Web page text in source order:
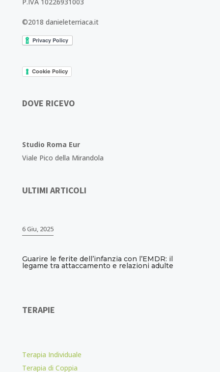
P.IVA 10226931003
©2018 danieleterriaca.it
Cookie Policy
DOVE RICEVO
Studio Roma Eur
Viale Pico della Mirandola
ULTIMI ARTICOLI
6 Giu, 2025
Guarire le ferite dell’infanzia con l’EMDR: il
legame tra attaccamento e relazioni adulte
TERAPIE
Terapia Individuale
Terapia di Coppia